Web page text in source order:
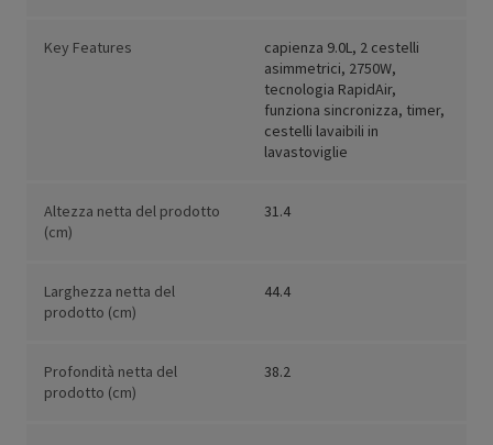
Key Features
capienza 9.0L, 2 cestelli
asimmetrici, 2750W,
tecnologia RapidAir,
funziona sincronizza, timer,
cestelli lavaibili in
lavastoviglie
Altezza netta del prodotto
(cm)
31.4
Larghezza netta del
prodotto (cm)
44.4
Profondità netta del
prodotto (cm)
38.2